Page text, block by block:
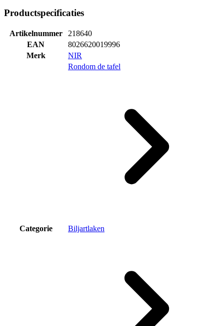
Productspecificaties
Artikelnummer
218640
EAN
8026620019996
Merk
NIR
Categorie
Rondom de tafel
Biljartlaken